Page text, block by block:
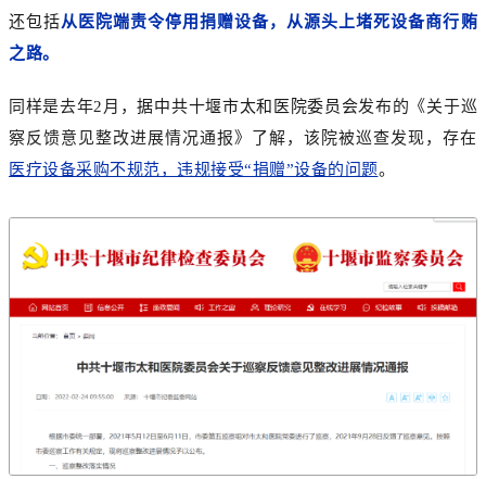
还包括从医院端责令停用捐赠设备，从源头上堵死设备商行贿
之路。
同样是去年2月，据中共十堰市太和医院委员会发布的《关于巡
察反馈意见整改进展情况通报》了解，该院被巡查发现，存在
医疗设备采购不规范，违规接受“捐赠”设备的问题。